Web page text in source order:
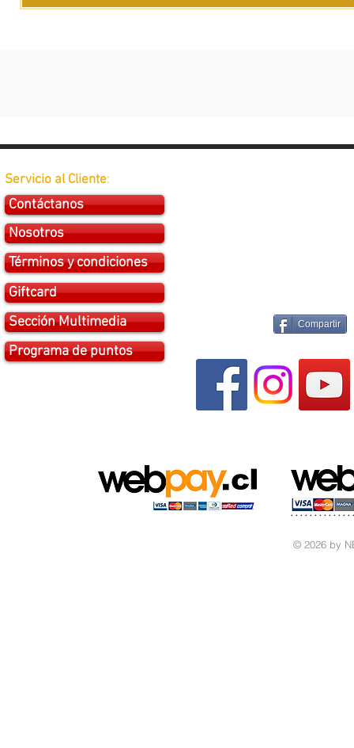
Servicio al Cliente:
Contáctanos
Nosotros
Términos y condiciones
Giftcard
Sección Multimedia
Programa de puntos
Compartir
© 2026 by